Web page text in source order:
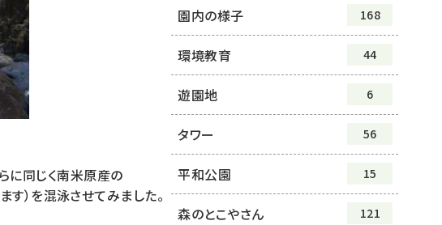
に同じく南米原産の
）を混泳させてみました。
園内の様子 168
環境教育 44
遊園地 6
タワー 56
平和公園 15
森のとこやさん 121